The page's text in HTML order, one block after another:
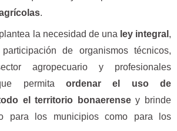
.
la necesidad de una ley integral ,
de organismos técnicos,
agropecuario y profesionales
permita ordenar el uso de
el territorio bonaerensey brinde
para los municipios como para los